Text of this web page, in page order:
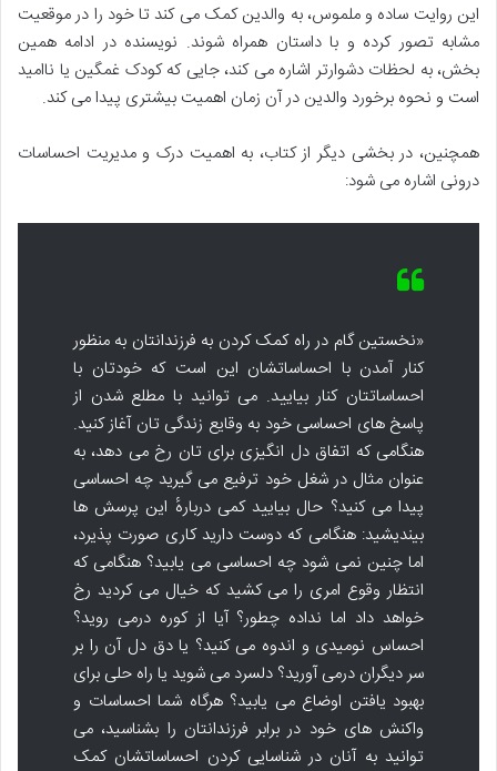
این روایت ساده و ملموس، به والدین کمک می کند تا خود را در موقعیت
مشابه تصور کرده و با داستان همراه شوند. نویسنده در ادامه همین
بخش، به لحظات دشوارتر اشاره می کند، جایی که کودک غمگین یا ناامید
است و نحوه برخورد والدین در آن زمان اهمیت بیشتری پیدا می کند.
همچنین، در بخشی دیگر از کتاب، به اهمیت درک و مدیریت احساسات
درونی اشاره می شود:
«نخستین گام در راه کمک کردن به فرزندانتان به منظور
کنار آمدن با احساساتشان این است که خودتان با
احساساتتان کنار بیایید. می توانید با مطلع شدن از
پاسخ های احساسی خود به وقایع زندگی تان آغاز کنید.
هنگامی که اتفاق دل انگیزی برای تان رخ می دهد، به
عنوان مثال در شغل خود ترفیع می گیرید چه احساسی
پیدا می کنید؟ حال بیایید کمی دربارهٔ این پرسش ها
بیندیشید: هنگامی که دوست دارید کاری صورت پذیرد،
اما چنین نمی شود چه احساسی می یابید؟ هنگامی که
انتظار وقوع امری را می کشید که خیال می کردید رخ
خواهد داد اما نداده چطور؟ آیا از کوره درمی روید؟
احساس نومیدی و اندوه می کنید؟ یا دق دل آن را بر
سر دیگران درمی آورید؟ دلسرد می شوید یا راه حلی برای
بهبود یافتن اوضاع می یابید؟ هرگاه شما احساسات و
واکنش های خود در برابر فرزندانتان را بشناسید، می
توانید به آنان در شناسایی کردن احساساتشان کمک